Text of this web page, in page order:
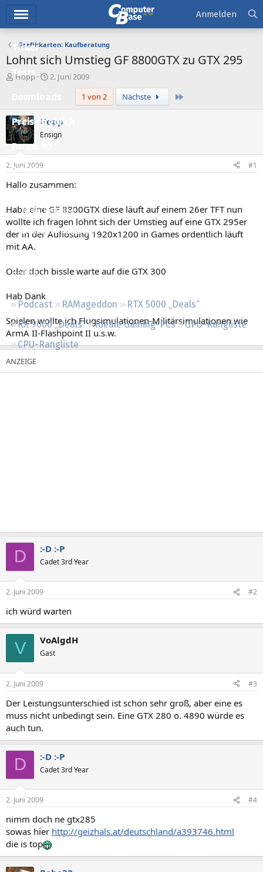
Ticker
Tests
Preisvergleich
Forum
Aktuelles
Empfohlene Inhalte
Neue Beiträge
Neueste Aktivitäten
Leserartikel
Regeln
Podcast RAMageddon
RTX 5000 „Deals“
RX 9000 „Deals“
Ideale Gaming-PCs
GPU-Rangliste
CPU-Rangliste
Anmelden
Grafikkarten: Kaufberatung
Lohnt sich Umstieg GF 8800GTX zu GTX 295
E
e
l
l
e
Hopp
E
e
l
m
2. Juni 2009
1 von 2
Nächste
Hopp
Ensign
2. Juni 2009 #1
Hallo zusammen:
Habe eine GF 8800GTX diese läuft auf einem 26er TFT nun
wollte ich fragen lohnt sich der Umstieg auf eine GTX 295er
der in der Auflösung 1920x1200 in Games ordentlich läuft
mit AA.
Oder doch bissle warte auf die GTX 300
Hab Dank
Spielen wollte ich Flugsimulationen-Militärsimulationen wie
ArmA II-Flashpoint II u.s.w.
D :-D :-P
Cadet 3rd Year
2. Juni 2009 #2
ich würd warten
V VoAlgdH
Gast
2. Juni 2009 #3
Der Leistungsunterschied ist schon sehr groß, aber eine es
muss nicht unbedingt sein. Eine GTX 280 o. 4890 würde es
auch tun.
D :-D :-P
Cadet 3rd Year
2. Juni 2009 #4
nimm doch ne gtx285
sowas hier http://geizhals.at/deutschland/a393746.html
die is top